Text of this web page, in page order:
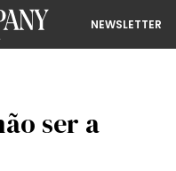
NEWSLETTER
ser a